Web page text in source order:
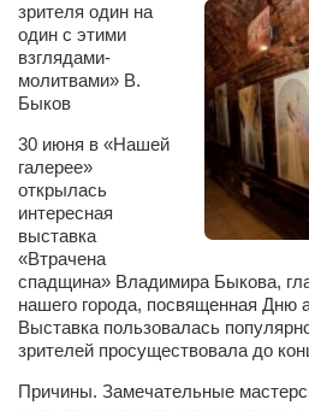
Традиции
Опросы
Экология
Здоровье
Здоровый образ жизни
Сам себе доктор
Активный отдых
Курьезы
Досье
Арт-менеджеры
зрителя один на
один с этими
взглядами-
молитвами» В.
Быков
30 июня в «Нашей
галерее»
открылась
интересная
выставка
«Втрачена
спадщина» Владимира Быкова,
нашего города, посвященная Дню
Выставка пользовалась
зрителей просуществовала до
Причины. Замечательные